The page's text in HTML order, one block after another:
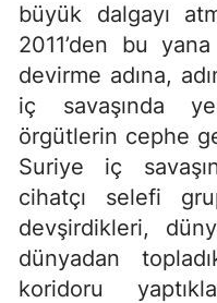
büyük dalgayı
2011’den bu
devirme adına,
iç savaşında
örgütlerin cephe
Suriye iç
cihatçı selefi
devşirdikleri,
dünyadan
koridoru